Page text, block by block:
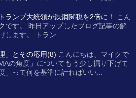
ランプ大統領が鉄鋼関税を2倍に！
こん
です。 昨日アップしたブログ記事の解
します。 トラン...
」とその応用(8) こんにちは、マイクで
の角度」についてもう少し掘り下げて
」って何を基準に計ればいい...